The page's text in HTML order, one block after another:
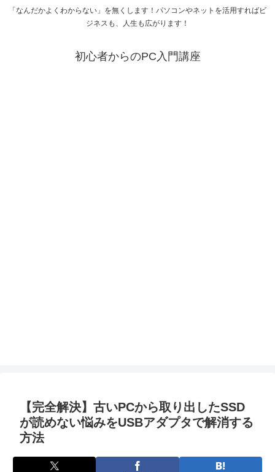
「なんだかよくわからない」を無くします！パソコンやネットを活用すればビ
ジネスも、人生も広がります！
初心者からのPC入門講座
【完全解決】古いPCから取り出したSSD
が読めない悩みをUSBアダプタで解消する
方法